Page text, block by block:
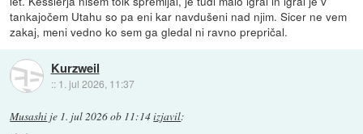
tankajočem Utahu so pa eni kar navdušeni nad njim. Sicer ne vem
zakaj, meni vedno ko sem ga gledal ni ravno prepričal.
Kurzweil
:: 1. jul 2026, 11:37
Musashi je 1. jul 2026 ob 11:14izjavil: